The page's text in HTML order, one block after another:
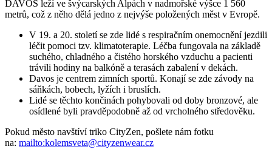
DAVOS leží ve švýcarských Alpách v nadmořské výšce 1 560
metrů, což z něho dělá jedno z nejvýše položených měst v Evropě.
V 19. a 20. století se zde lidé s respiračním onemocnění jezdili
léčit pomoci tzv. klimatoterapie. Léčba fungovala na základě
suchého, chladného a čistého horského vzduchu a pacienti
trávili hodiny na balkóně a terasách zabalení v dekách.
Davos je centrem zimních sportů. Konají se zde závody na
sáňkách, bobech, lyžích i bruslích.
Lidé se těchto končinách pohybovali od doby bronzové, ale
osídlené byli pravděpodobně až od vrcholného středověku.
Pokud město navštíví triko CityZen, pošlete nám fotku
na: mailto:kolemsveta@cityzenwear.cz